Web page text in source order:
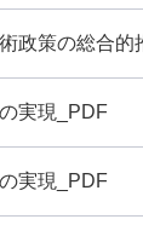
政策の総合的
実現_PDF
実現_PDF